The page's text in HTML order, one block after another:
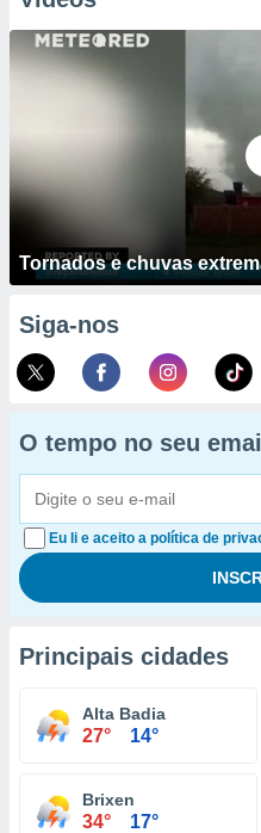
Tornados e chuvas
Siga-nos
O tempo no seu email
Eu li e aceito a política de
Principais cidades
Alta Badia
27° 14°
Brixen
34° 17°